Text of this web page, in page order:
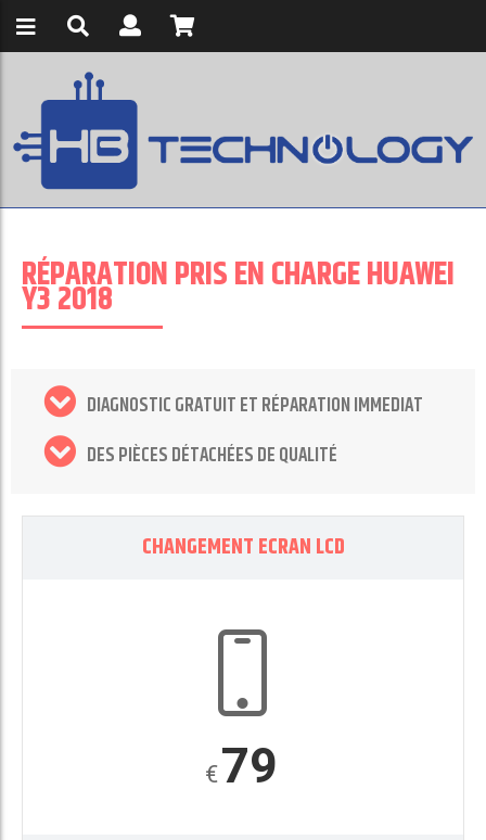
RÉPARATION PRIS EN CHARGE HUAWEI
Y3 2018
DIAGNOSTIC GRATUIT ET RÉPARATION IMMEDIAT
DES PIÈCES DÉTACHÉES DE QUALITÉ
CHANGEMENT ECRAN LCD
€79